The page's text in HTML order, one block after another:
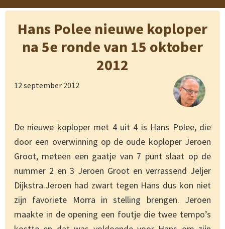
Hans Polee nieuwe koploper
na 5e ronde van 15 oktober
2012
12 september 2012
De nieuwe koploper met 4 uit 4 is Hans Polee, die
door een overwinning op de oude koploper Jeroen
Groot, meteen een gaatje van 7 punt slaat op de
nummer 2 en 3 Jeroen Groot en verrassend Jeljer
Dijkstra.Jeroen had zwart tegen Hans dus kon niet
zijn favoriete Morra in stelling brengen. Jeroen
maakte in de opening een foutje die twee tempo’s